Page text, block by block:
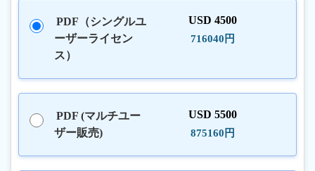
PDF（シングルユ
ーザーライセン
ス）
USD 4500
716040円
PDF (マルチユー
ザー販売)
USD 5500
875160円